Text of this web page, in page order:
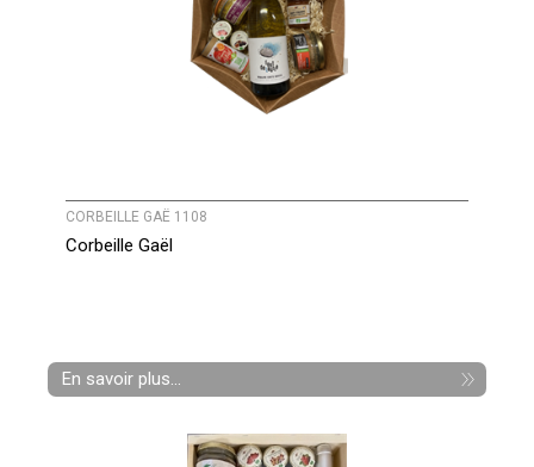
CORBEILLE GAË 1108
Corbeille Gaël
En savoir plus...